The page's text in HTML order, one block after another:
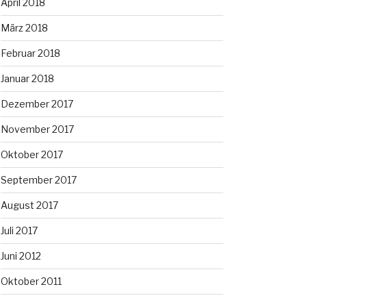
April 2018
März 2018
Februar 2018
Januar 2018
Dezember 2017
November 2017
Oktober 2017
September 2017
August 2017
Juli 2017
Juni 2012
Oktober 2011